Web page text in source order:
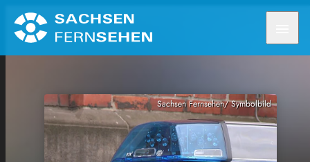
Sachsen Fernsehen/ Symbolbild